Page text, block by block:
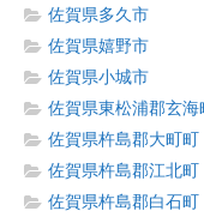
佐賀県多久市
佐賀県嬉野市
佐賀県小城市
佐賀県東松浦郡玄海
佐賀県杵島郡大町町
佐賀県杵島郡江北町
佐賀県杵島郡白石町